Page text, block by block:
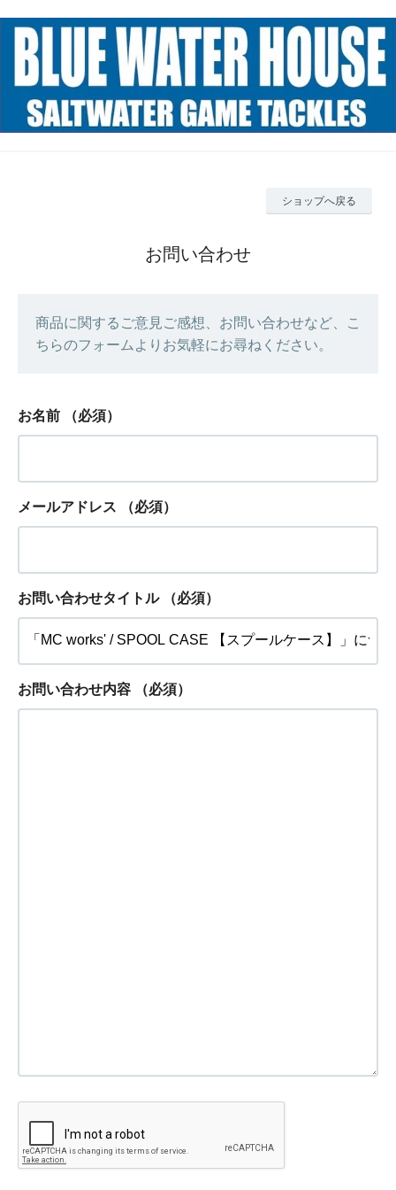
ショップへ戻る
お問い合わせ
商品に関するご意見ご感想、お問い合わせなど、こ
ちらのフォームよりお気軽にお尋ねください。
お名前 （必須）
メールアドレス （必須）
お問い合わせタイトル （必須）
お問い合わせ内容 （必須）